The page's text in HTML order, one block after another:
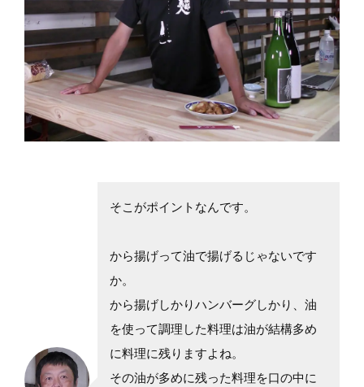
そこがポイントなんです。
から揚げって油で揚げるじゃないです
か。
から揚げしかりハンバーグしかり、油
を使って調理した料理は油が結構多め
に料理に残りますよね。
その油が多めに残った料理を口の中に